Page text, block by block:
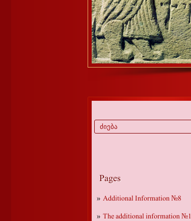
Pages
Additional Information №8
The additional information №1